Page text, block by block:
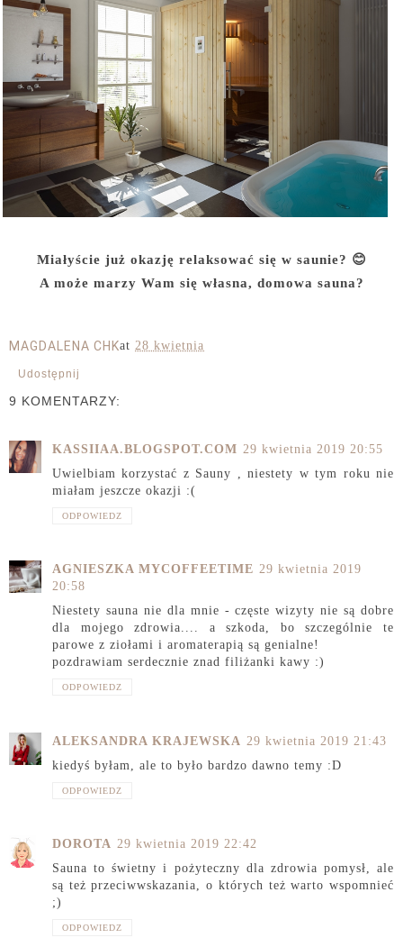
Miałyście już okazję relaksować się w saunie? 😊
A może marzy Wam się własna, domowa sauna?
MAGDALENA CHKat 28 kwietnia
Udostępnij
9 KOMENTARZY:
KASSIIAA.BLOGSPOT.COM 29 kwietnia 2019 20:55
Uwielbiam korzystać z Sauny , niestety w tym roku nie
miałam jeszcze okazji :(
ODPOWIEDZ
AGNIESZKA MYCOFFEETIME 29 kwietnia 2019
20:58
Niestety sauna nie dla mnie - częste wizyty nie są dobre
dla mojego zdrowia.... a szkoda, bo szczególnie te
parowe z ziołami i aromaterapią są genialne!
pozdrawiam serdecznie znad filiżanki kawy :)
ODPOWIEDZ
ALEKSANDRA KRAJEWSKA 29 kwietnia 2019 21:43
kiedyś byłam, ale to było bardzo dawno temy :D
ODPOWIEDZ
DOROTA 29 kwietnia 2019 22:42
Sauna to świetny i pożyteczny dla zdrowia pomysł, ale
są też przeciwwskazania, o których też warto wspomnieć
;)
ODPOWIEDZ